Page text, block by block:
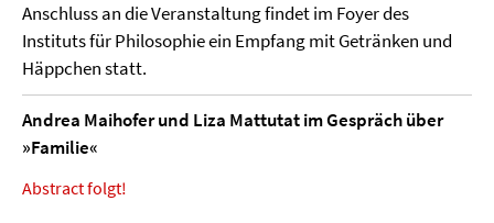
Anschluss an die Veranstaltung findet im Foyer des
Instituts für Philosophie ein Empfang mit Getränken und
Häppchen statt.
Andrea Maihofer und Liza Mattutat im Gespräch über
»Familie«
Abstract folgt!